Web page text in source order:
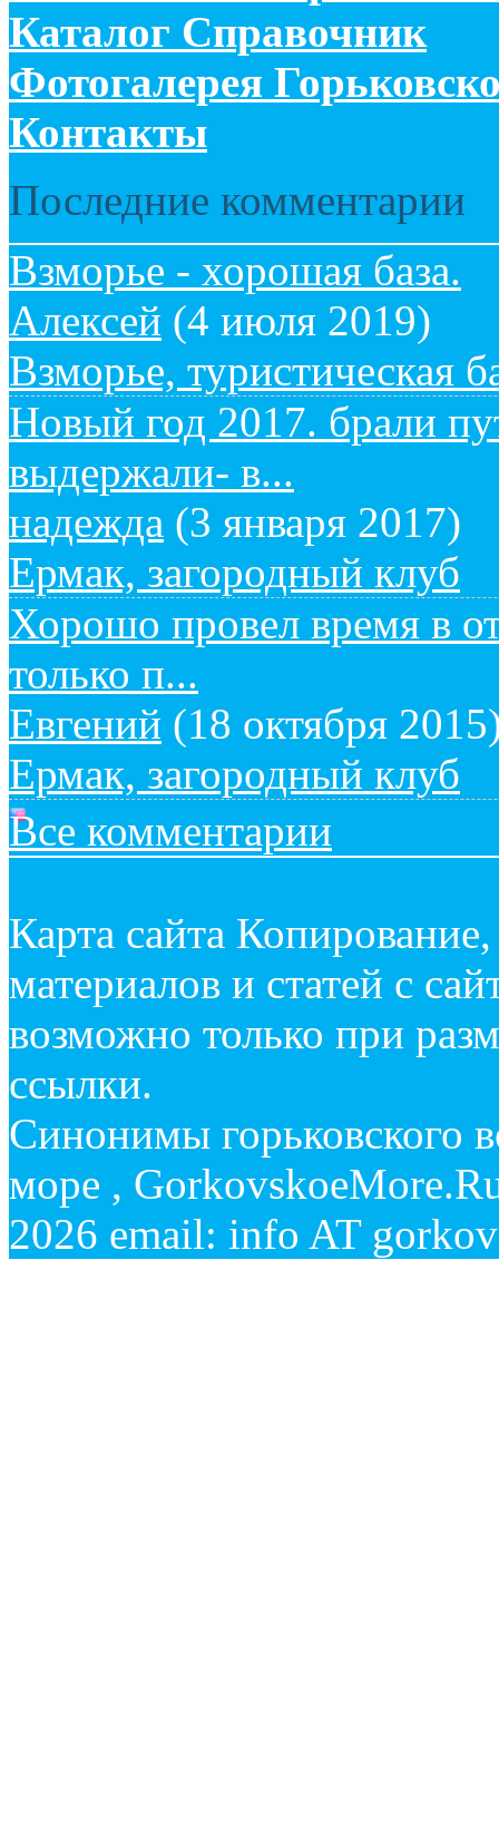
Каталог Справочник
Фотогалерея
Контакты
Последние комментарии
Взморье - хорошая база.
Алексей (4 июля 2019)
Взморье, туристическая
Новый год 2017. брали
выдержали- в...
надежда (3 января 2017)
Ермак, загородный клуб
Хорошо провел время в
только п...
Евгений (18 октября
Ермак, загородный клуб
Все комментарии
Карта сайта
материалов и статей с
возможно только при
ссылки.
Синонимы горьковского
море ,
2026 email: info AT